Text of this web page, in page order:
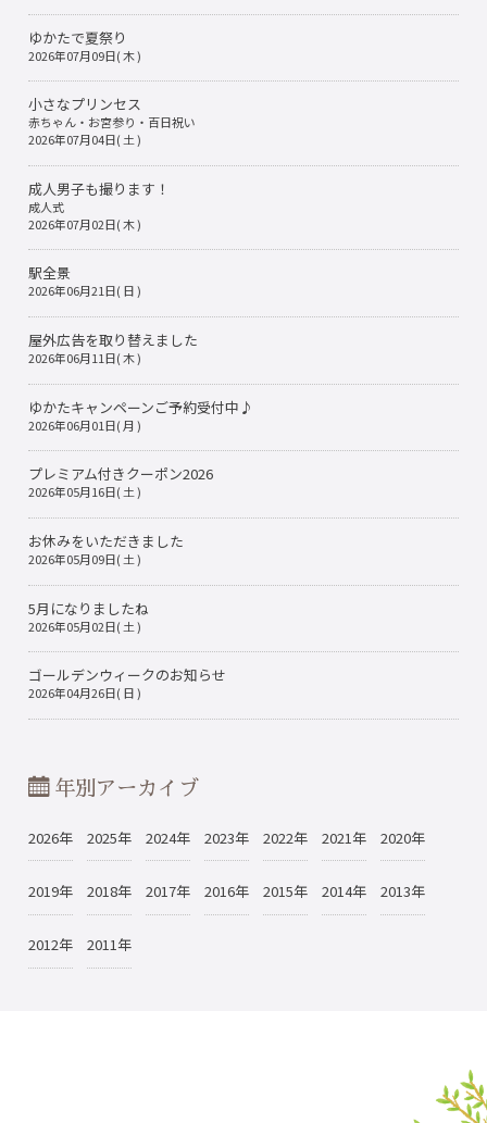
ゆかたで夏祭り
2026年07月09日( 木 )
小さなプリンセス
赤ちゃん・お宮参り・百日祝い
2026年07月04日( 土 )
成人男子も撮ります！
成人式
2026年07月02日( 木 )
駅全景
2026年06月21日( 日 )
屋外広告を取り替えました
2026年06月11日( 木 )
ゆかたキャンペーンご予約受付中♪
2026年06月01日( 月 )
プレミアム付きクーポン2026
2026年05月16日( 土 )
お休みをいただきました
2026年05月09日( 土 )
5月になりましたね
2026年05月02日( 土 )
ゴールデンウィークのお知らせ
2026年04月26日( 日 )
年別アーカイブ
2026年 2025年 2024年 2023年 2022年 2021年 2020年
2019年 2018年 2017年 2016年 2015年 2014年 2013年
2012年 2011年